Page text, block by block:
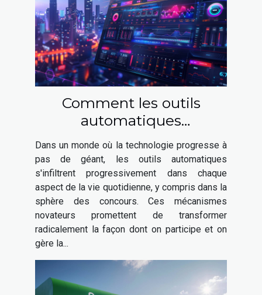
Comment les outils
automatiques
révolutionnent la
participation aux concours
Dans un monde où la technologie progresse à
pas de géant, les outils automatiques
s'infiltrent progressivement dans chaque
aspect de la vie quotidienne, y compris dans la
sphère des concours. Ces mécanismes
novateurs promettent de transformer
radicalement la façon dont on participe et on
gère la...